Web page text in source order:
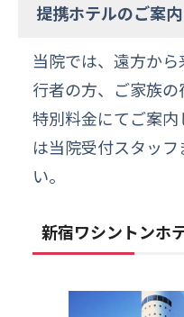
提携ホテルのご案内
当院では、遠方か
行者の方、ご家族
特別料金にてご案
は当院受付スタッ
い。
新宿ワシントンホ